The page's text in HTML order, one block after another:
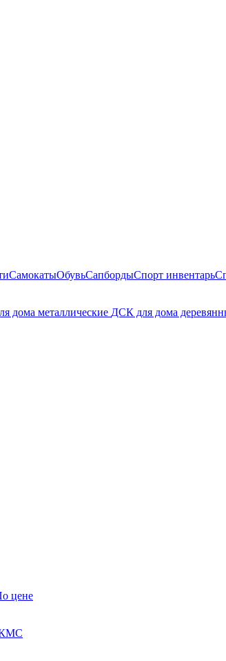
СамокатыОбувьСапбордыСпорт инвентарь
дома металлические ДСК для дома
цене
КМС